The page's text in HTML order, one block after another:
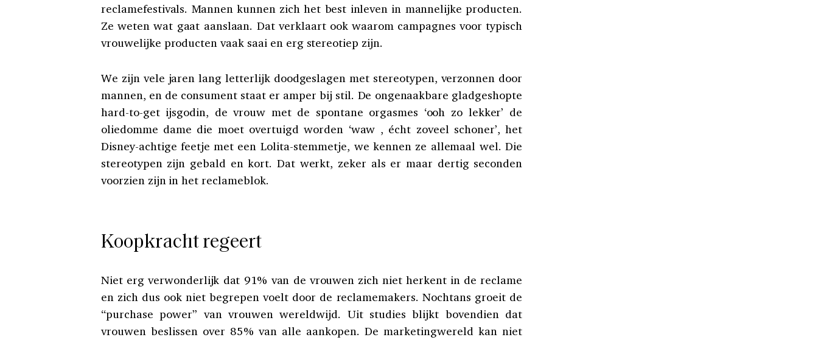
reclamefestivals. Mannen kunnen zich het best inleven in mannelijke producten.
Ze weten wat gaat aanslaan. Dat verklaart ook waarom campagnes voor typisch
vrouwelijke producten vaak saai en erg stereotiep zijn.
We zijn vele jaren lang letterlijk doodgeslagen met stereotypen, verzonnen door
mannen, en de consument staat er amper bij stil. De ongenaakbare gladgeshopte
hard-to-get ijsgodin, de vrouw met de spontane orgasmes ‘ooh zo lekker’ de
oliedomme dame die moet overtuigd worden ‘waw , écht zoveel schoner’, het
Disney-achtige feetje met een Lolita-stemmetje, we kennen ze allemaal wel. Die
stereotypen zijn gebald en kort. Dat werkt, zeker als er maar dertig seconden
voorzien zijn in het reclameblok.
Koopkracht regeert
Niet erg verwonderlijk dat 91% van de vrouwen zich niet herkent in de reclame
en zich dus ook niet begrepen voelt door de reclamemakers. Nochtans groeit de
“purchase power” van vrouwen wereldwijd. Uit studies blijkt bovendien dat
vrouwen beslissen over 85% van alle aankopen. De marketingwereld kan niet